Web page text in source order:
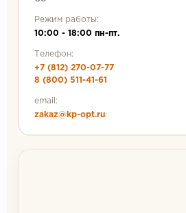
Режим работы:
10:00 - 18:00 пн-пт.
Телефон:
+7 (812) 270-07-77
8 (800) 511-41-61
email:
zakaz@kp-opt.ru